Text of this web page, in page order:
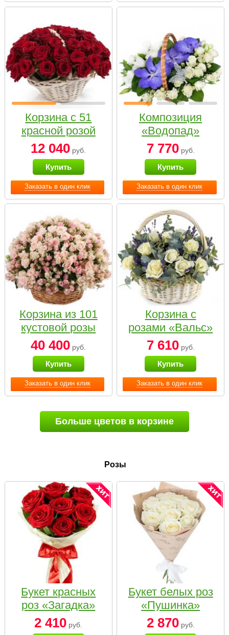
Заказать в один клик
Корзина с 51
красной розой
12 040 руб.
Купить
Заказать в один клик
Композиция
«Водопад»
7 770руб.
Купить
Заказать в один клик
Корзина из 101
кустовой розы
нежных тонов
40 400 руб.
Купить
Заказать в один клик
Корзина с
розами «Вальс»
7 610руб.
Купить
Больше цветов в корзине
Розы
Букет красных
роз «Загадка»
2 410 руб.
Букет белых роз
«Пушинка»
2 870руб.